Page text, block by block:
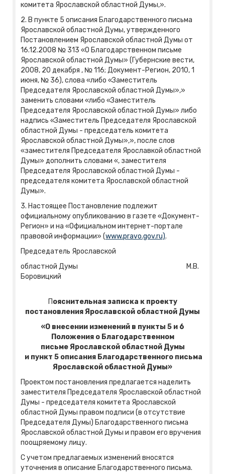
комитета Ярославской областной Думы,».
2. В пункте 5 описания Благодарственного письма
Ярославской областной Думы, утвержденного
Постановлением Ярославской областной Думы от
16.12.2008 № 313 «О Благодарственном письме
Ярославской областной Думы» (Губернские вести,
2008, 20 декабря , № 116; Документ-Регион, 2010, 1
июня, № 36), слова «либо «Заместитель
Председателя Ярославской областной Думы»,»
заменить словами «либо «Заместитель
Председателя Ярославской областной Думы» либо
надпись «Заместитель Председателя Ярославской
областной Думы - председатель комитета
Ярославской областной Думы»,», после слов
«заместителя Председателя Ярославкой областной
Думы» дополнить словами «, заместителя
Председателя Ярославской областной Думы -
председателя комитета Ярославской областной
Думы».
3. Настоящее Постановление подлежит
официальному опубликованию в газете «Документ-
Регион» и на «Официальном интернет-портале
правовой информации» (www.pravo.gov.ru).
Председатель Ярославской
областной Думы М.В.
Боровицкий
Пояснительная записка к проекту
постановления Ярославской областной Думы
«О внесении изменений в пункты 5 и 6
Положения о Благодарственном
письмеЯрославской областной Думы
и пункт 5 описания Благодарственного письма
Ярославской областной Думы»
Проектом постановления предлагается наделить
заместителя Председателя Ярославской областной
Думы - председателя комитета Ярославской
областной Думы правом подписи (в отсутствие
Председателя Думы) Благодарственного письма
Ярославской областной Думы и правом его вручения
поощряемому лицу.
С учетом предлагаемых изменений вносятся
уточнения в описание Благодарственного письма.